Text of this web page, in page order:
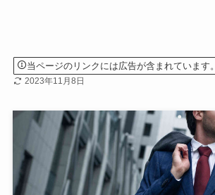
当ページのリンクには広告が含まれています。
2023年11月8日